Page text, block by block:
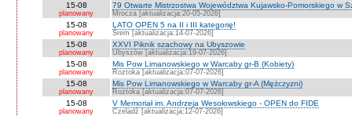
15-08
planowany
79 Otwarte Mistrzostwa Województwa Kujawsko-Pomorskiego w
Mrocza [aktualizacja:20-05-2026]
15-08
planowany
LATO OPEN 5 na II i III kategorię!
Śrem [aktualizacja:14-07-2026]
15-08
planowany
XXVI Piknik szachowy na Ubyszowie
Ubyszów [aktualizacja:19-07-2026]
15-08
planowany
Mis Pow Limanowskiego w Warcaby gr-B (Kobiety)
Roztoka [aktualizacja:07-07-2026]
15-08
planowany
Mis Pow Limanowskiego w Warcaby gr-A (Mężczyzni)
Roztoka [aktualizacja:07-07-2026]
15-08
planowany
V Memoriał im. Andrzeja Wesołowskiego - OPEN do FIDE
Czeladź [aktualizacja:12-07-2026]